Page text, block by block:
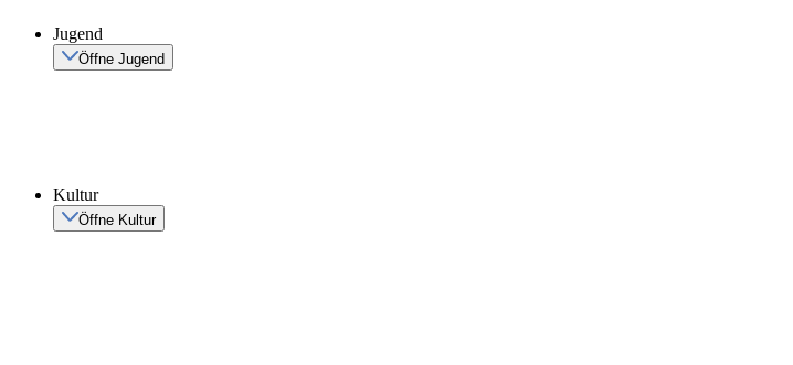
Jugend
Öffne Jugend
Kultur
Öffne Kultur